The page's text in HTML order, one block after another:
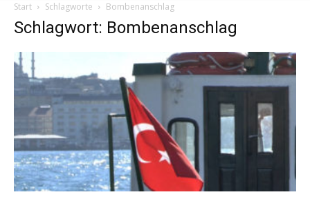
Start Schlagworte Bombenanschlag
Schlagwort: Bombenanschlag